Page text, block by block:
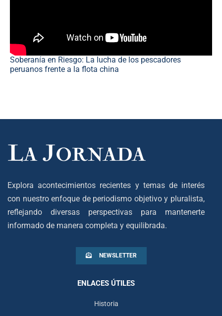
Soberanía en Riesgo: La lucha de los pescadores
peruanos frente a la flota china
Explora acontecimientos recientes y temas de interés
con nuestro enfoque de periodismo objetivo y pluralista,
reflejando diversas perspectivas para mantenerte
informado de manera completa y equilibrada.
NEWSLETTER
ENLACES ÚTILES
Historia